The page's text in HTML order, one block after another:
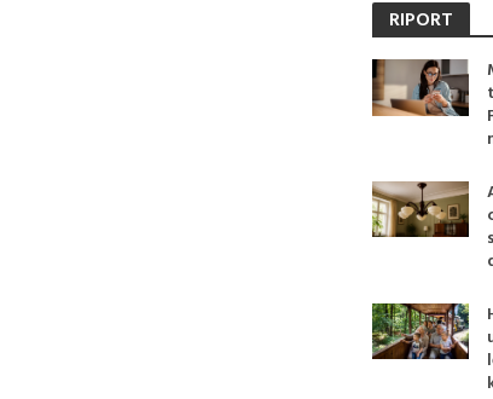
RIPORT